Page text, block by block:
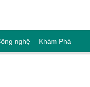
nghệ Khám Phá